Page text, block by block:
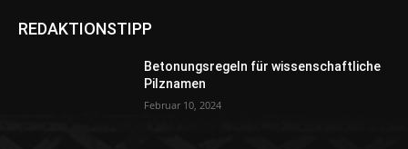
REDAKTIONSTIPP
Betonungsregeln für wissenschaftliche
Pilznamen
Februar 10, 2024